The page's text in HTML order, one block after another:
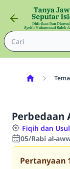
Tema
Perbedaan
Fiqih dan
05/Rabi al-
Pertanyaan